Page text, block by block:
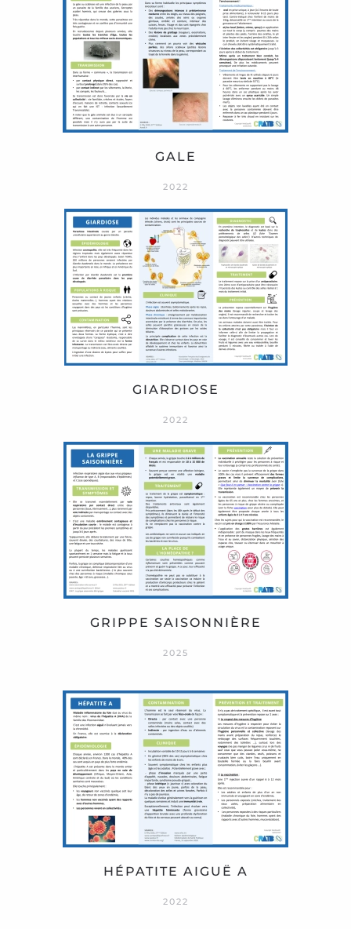
GALE
2022
GIARDIOSE
2022
GRIPPE SAISONNIÈRE
2025
HÉPATITE AIGUË A
2022